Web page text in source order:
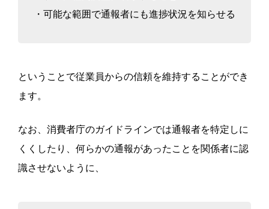
・可能な範囲で通報者にも進捗状況を知らせる
ということで従業員からの信頼を維持することができ
ます。
なお、消費者庁のガイドラインでは通報者を特定しに
くくしたり、何らかの通報があったことを関係者に認
識させないように、